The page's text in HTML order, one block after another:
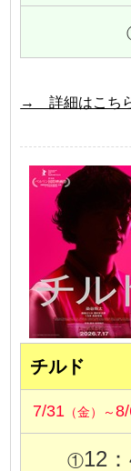
→ 詳細はこち
チルド
7/31 （金）～
①12